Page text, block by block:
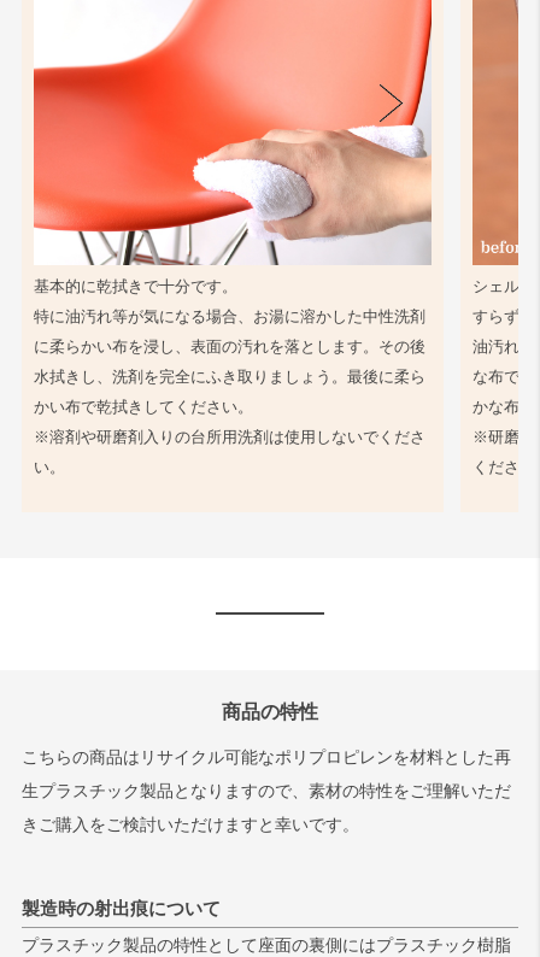
基本的に乾拭きで十分です。
特に油汚れ等が気になる場合、お湯に溶かした中性洗剤
に柔らかい布を浸し、表面の汚れを落とします。その後
水拭きし、洗剤を完全にふき取りましょう。最後に柔ら
かい布で乾拭きしてください。
※溶剤や研磨剤入りの台所用洗剤は使用しないでくださ
い。
シェル同
すらず、
油汚れ等
な布で軽
かな布で
※研磨剤
ください
商品の特性
こちらの商品はリサイクル可能なポリプロピレンを材料とした再
生プラスチック製品となりますので、素材の特性をご理解いただ
きご購入をご検討いただけますと幸いです。
製造時の射出痕について
プラスチック製品の特性として座面の裏側にはプラスチック樹脂